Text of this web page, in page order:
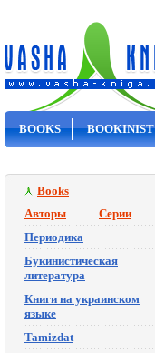
BOOKS BOOKINIST
Books
Авторы
Серии
Периодика
Букинистическая
литература
Книги на украинском
языке
Tamizdat